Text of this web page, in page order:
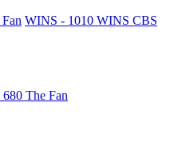
WINS - 1010 WINS CBS
The Fan